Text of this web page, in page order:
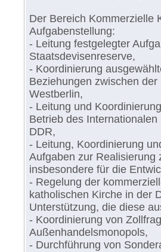
Der Bereich Kommerzielle
Aufgabenstellung:
- Leitung festgelegter
Staatsdevisenreserve,
- Koordinierung
Beziehungen zwischen
Westberlin,
- Leitung und
Betrieb des
DDR,
- Leitung, Koordinierung
Aufgaben zur Realisierung
insbesondere für die
- Regelung der
katholischen Kirche in der
Unterstützung, die diese
- Koordinierung von
Außenhandelsmonopols,
- Durchführung von